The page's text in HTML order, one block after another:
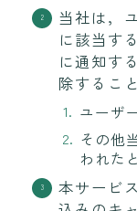
当社は，
に該当す
に通知す
除するこ
ユーザ
その他
われた
本サービ